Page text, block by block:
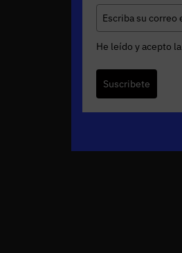
He leído y acepto la
Suscribete